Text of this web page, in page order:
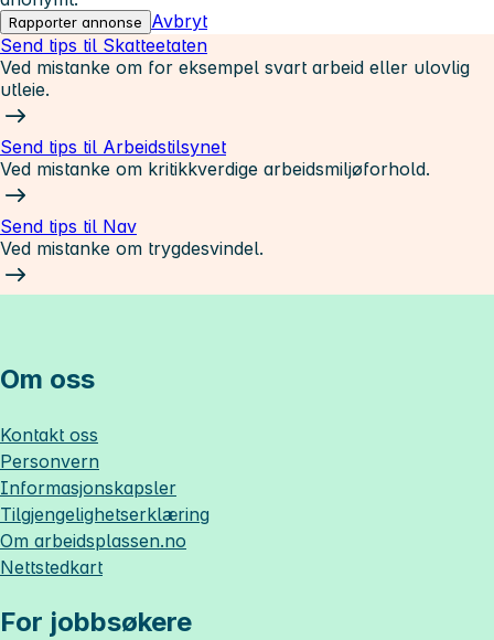
Rapporter annonse
Avbryt
Send tips til Skatteetaten
Ved mistanke om for eksempel svart arbeid eller ulovlig
utleie.
Send tips til Arbeidstilsynet
Ved mistanke om kritikkverdige arbeidsmiljøforhold.
Send tips til Nav
Ved mistanke om trygdesvindel.
Om oss
Kontakt oss
Personvern
Informasjonskapsler
Tilgjengelighetserklæring
Om arbeidsplassen.no
Nettstedkart
For jobbsøkere